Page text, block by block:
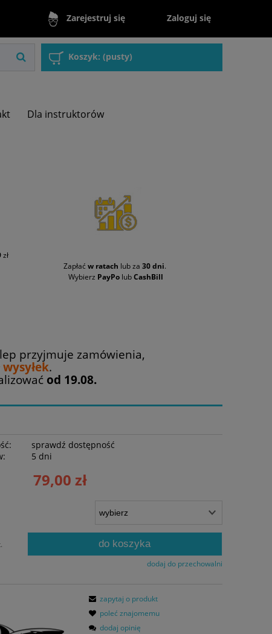
Zarejestruj się Zaloguj się
Koszyk: (pusty)
Dla instruktorów
zł
Zapłać w ratach lub za 30 dni.
Wybierz PayPo lubCashBill
przyjmuje zamówienia,
.
od 19.08.
sprawdź dostępność
5 dni
79,00 zł
do koszyka
dodaj do przechowalni
zapytaj o produkt
poleć znajomemu
dodaj opinię